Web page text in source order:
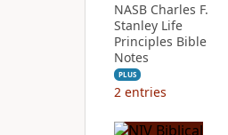
NASB Charles F.
Stanley Life
Principles Bible
Notes
PLUS
2 entries